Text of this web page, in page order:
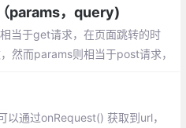
params，query)
当于get请求，在页面跳转的时
然而params则相当于post请求，
以通过onRequest() 获取到url，